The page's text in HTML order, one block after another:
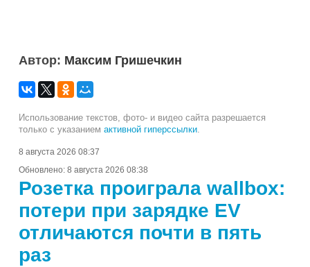
Автор: Максим Гришечкин
Использование текстов, фото- и видео сайта разрешается
только с указанием активной гиперссылки.
8 августа 2026 08:37
Обновлено: 8 августа 2026 08:38
Розетка проиграла wallbox:
потери при зарядке EV
отличаются почти в пять
раз